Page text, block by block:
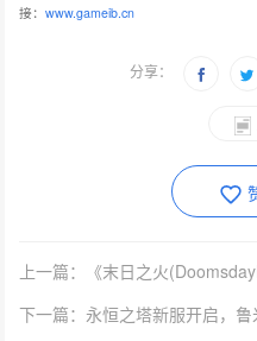
接：www.gameib.cn
分享：
上一篇：《末日之火